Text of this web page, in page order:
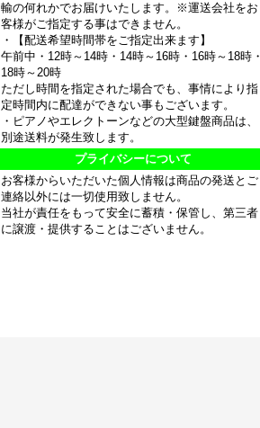
輸の何れかでお届けいたします。※運送会社をお
客様がご指定する事はできません。
・【配送希望時間帯をご指定出来ます】
午前中・12時～14時・14時～16時・16時～18時・
18時～20時
ただし時間を指定された場合でも、事情により指
定時間内に配達ができない事もございます。
・ピアノやエレクトーンなどの大型鍵盤商品は、
別途送料が発生致します。
プライバシーについて
お客様からいただいた個人情報は商品の発送とご
連絡以外には一切使用致しません。
当社が責任をもって安全に蓄積・保管し、第三者
に譲渡・提供することはございません。